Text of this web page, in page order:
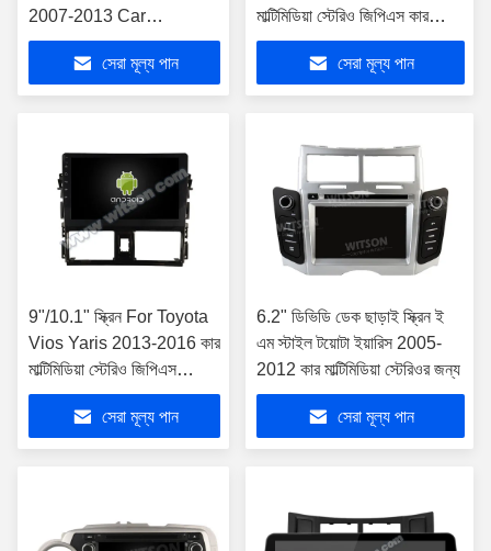
2007-2013 Car
Multimedia Stereo
সেরা মূল্য পান
মাল্টিমিডিয়া স্টেরিও জিপিএস কারপ্লে
প্লেয়ার
সেরা মূল্য পান
9"/10.1" স্ক্রিন For Toyota
Vios Yaris 2013-2016 কার
মাল্টিমিডিয়া স্টেরিও জিপিএস
কারপ্লে প্লেয়ার
সেরা মূল্য পান
6.2" ডিভিডি ডেক ছাড়াই স্ক্রিন ই
এম স্টাইল টয়োটা ইয়ারিস 2005-
2012 কার মাল্টিমিডিয়া স্টেরিওর জন্য
সেরা মূল্য পান